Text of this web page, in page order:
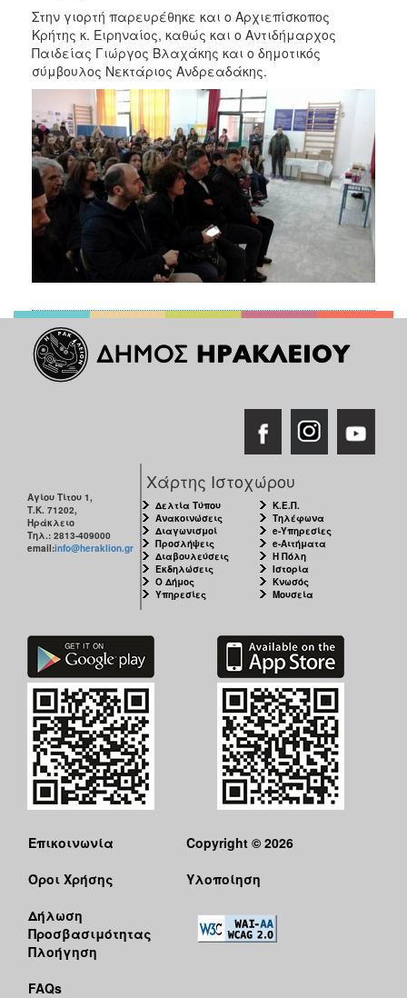
Στην γιορτή παρευρέθηκε και ο Αρχιεπίσκοπος
Κρήτης κ. Ειρηναίος, καθώς και ο Αντιδήμαρχος
Παιδείας Γιώργος Βλαχάκης και ο δημοτικός
σύμβουλος Νεκτάριος Ανδρεαδάκης.
Αγίου Τίτου 1,
Τ.Κ. 71202,
Ηράκλειο
Τηλ.: 2813-409000
email:info@heraklion.gr
Χάρτης Ιστοχώρου
Δελτία Τύπου
Ανακοινώσεις
Διαγωνισμοί
Προσλήψεις
Διαβουλεύσεις
Εκδηλώσεις
Ο Δήμος
Υπηρεσίες
Κ.Ε.Π.
Τηλέφωνα
e-Υπηρεσίες
e-Αιτήματα
Η Πόλη
Ιστορία
Κνωσός
Μουσεία
Επικοινωνία
Όροι Χρήσης
Δήλωση
Προσβασιμότητας
Πλοήγηση
FAQs
Copyright © 2026
Υλοποίηση